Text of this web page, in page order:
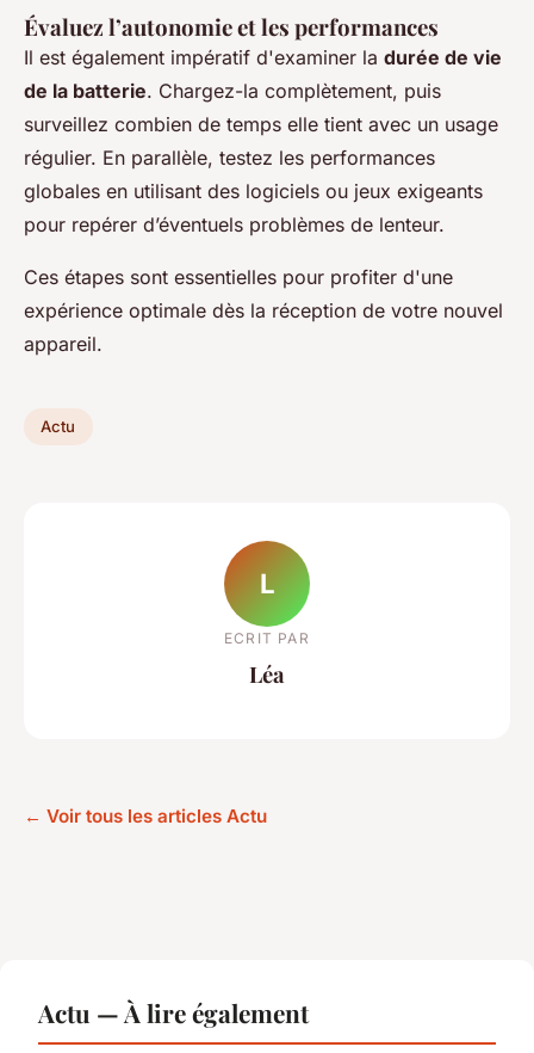
Évaluez l’autonomie et les performances
Il est également impératif d'examiner la durée de vie
de la batterie. Chargez-la complètement, puis
surveillez combien de temps elle tient avec un usage
régulier. En parallèle, testez les performances
globales en utilisant des logiciels ou jeux exigeants
pour repérer d’éventuels problèmes de lenteur.
Ces étapes sont essentielles pour profiter d'une
expérience optimale dès la réception de votre nouvel
appareil.
Actu
L
ECRIT PAR
Léa
← Voir tous les articles Actu
Actu — À lire également